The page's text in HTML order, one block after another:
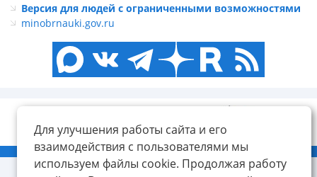
Для улучшения работы сайта и его
взаимодействия с пользователями мы
используем файлы cookie. Продолжая работу
Версия для людей с ограниченными возможностями
minobrnauki.gov.ru
© ФГБОУ ВО «КнАГУ», 2014-2026